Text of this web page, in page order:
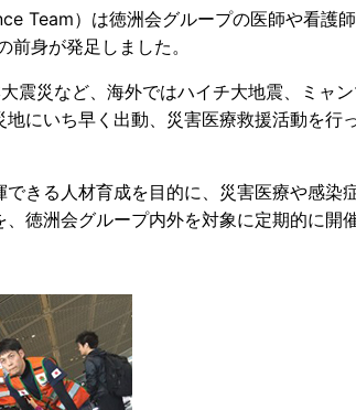
Team）は徳洲会グループの医師や看護
身が発足しました。
震災など、海外ではハイチ大地震、ミャ
にいち早く出動、災害医療救援活動を行
きる人材育成を目的に、災害医療や感染
徳洲会グループ内外を対象に定期的に開